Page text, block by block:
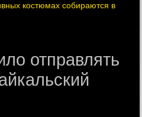
костюмах собираются в
отправлять